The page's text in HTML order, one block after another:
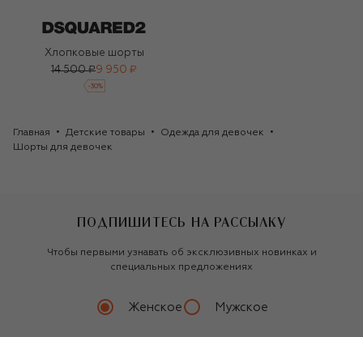
Хлопковые шорты
14 500 ₽9 950 ₽
-30%
Главная Детские товары
Одежда для девочек
Шорты для девочек
ПОДПИШИТЕСЬ НА РАССЫЛКУ
Чтобы первыми узнавать об эксклюзивных новинках и
специальных предложениях
Женское Мужское